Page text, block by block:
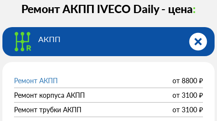
Ремонт АКПП IVECO Daily - цена:
АКПП
Ремонт АКПП от 8800 ₽
Ремонт корпуса АКПП
от 3100 ₽
Ремонт трубки АКПП
от 3100 ₽